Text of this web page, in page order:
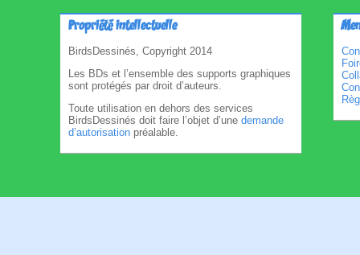
Propriété intellectuelle
BirdsDessinés, Copyright 2014
Les BDs et l’ensemble des supports graphiques
sont protégés par droit d’auteurs.
Toute utilisation en dehors des services
BirdsDessinés doit faire l’objet d’une demande
d’autorisation préalable.